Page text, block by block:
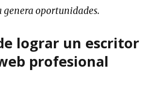
oportunidades.
lograr un escritor
profesional